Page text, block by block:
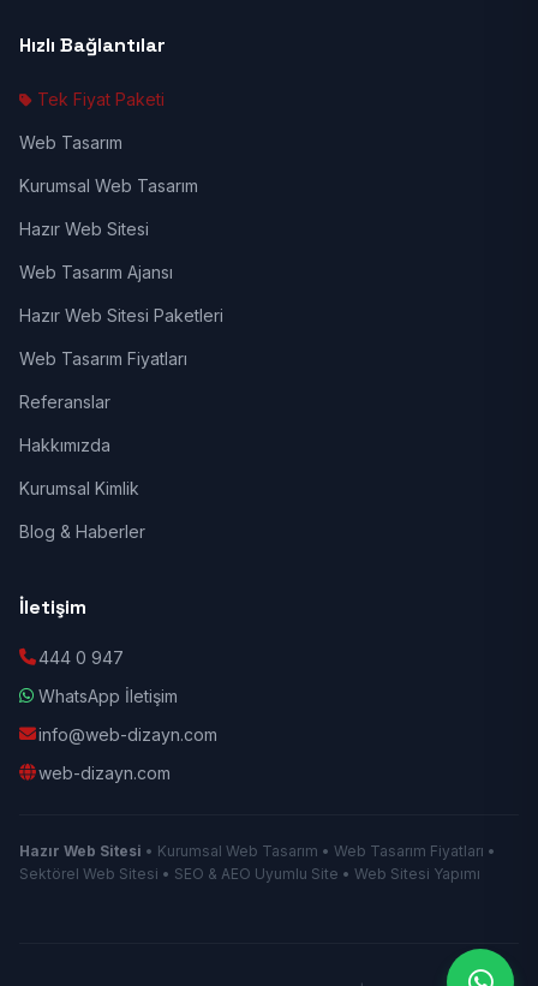
Hızlı Bağlantılar
Tek Fiyat Paketi
Web Tasarım
Kurumsal Web Tasarım
Hazır Web Sitesi
Web Tasarım Ajansı
Hazır Web Sitesi Paketleri
Web Tasarım Fiyatları
Referanslar
Hakkımızda
Kurumsal Kimlik
Blog & Haberler
İletişim
444 0 947
WhatsApp İletişim
info@web-dizayn.com
web-dizayn.com
Hazır Web Sitesi • Kurumsal Web Tasarım • Web Tasarım Fiyatları •
Sektörel Web Sitesi • SEO & AEO Uyumlu Site • Web Sitesi Yapımı